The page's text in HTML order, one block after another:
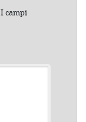
I campi